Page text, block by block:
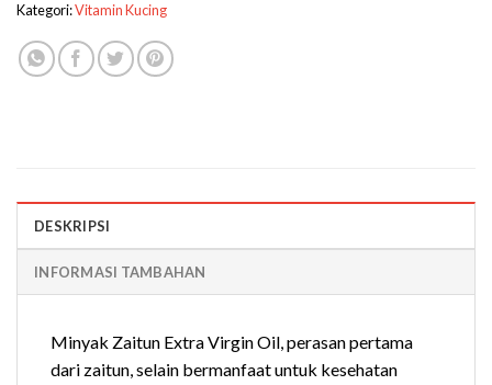
Kategori:Vitamin Kucing
DESKRIPSI
INFORMASI TAMBAHAN
Minyak Zaitun Extra Virgin Oil, perasan pertama
dari zaitun, selain bermanfaat untuk kesehatan